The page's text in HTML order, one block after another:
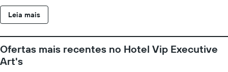
limpeza é fornecido diariamente.
Leia mais
Ofertas mais recentes no Hotel Vip Executive
Art's